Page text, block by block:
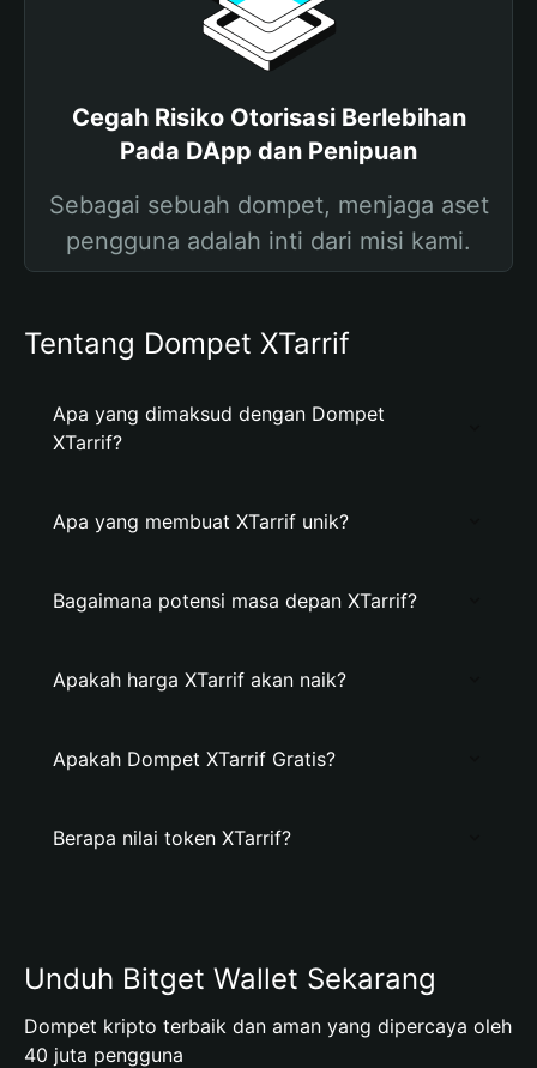
Cegah Risiko Otorisasi Berlebihan
Pada DApp dan Penipuan
Sebagai sebuah dompet, menjaga aset
pengguna adalah inti dari misi kami.
Tentang Dompet XTarrif
Apa yang dimaksud dengan Dompet
XTarrif?
Apa yang membuat XTarrif unik?
Bagaimana potensi masa depan XTarrif?
Apakah harga XTarrif akan naik?
Apakah Dompet XTarrif Gratis?
Berapa nilai token XTarrif?
Unduh Bitget Wallet Sekarang
Dompet kripto terbaik dan aman yang dipercaya oleh
40 juta pengguna